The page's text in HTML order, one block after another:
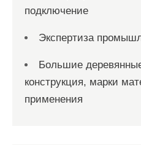
подключение
Экспертиза
Большие
конструкция, марки
применения